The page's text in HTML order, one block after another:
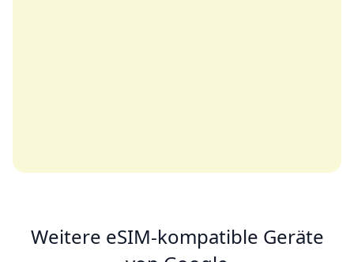
Weitere eSIM-kompatible Geräte